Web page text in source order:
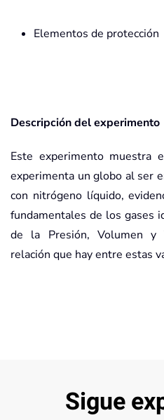
Elementos de protección
Descripción del experimento
Este experimento muestra
experimenta un globo al ser
con nitrógeno líquido,
fundamentales de los gases
de la Presión, Volumen y
relación que hay entre estas
Sigue